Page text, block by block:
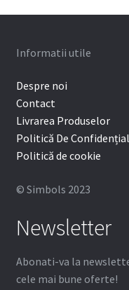
Informatii utile
Despre noi
Contact
Livrarea Produselor
Politică De
Politică de cookie
© Simbols 2023
Newsletter
Abonati-va la
cele mai bune oferte!